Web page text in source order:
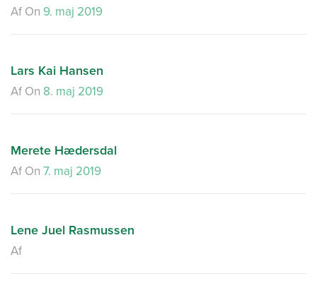
Af On 9. maj 2019
Lars Kai Hansen
Af On 8. maj 2019
Merete Hædersdal
Af On 7. maj 2019
Lene Juel Rasmussen
Af